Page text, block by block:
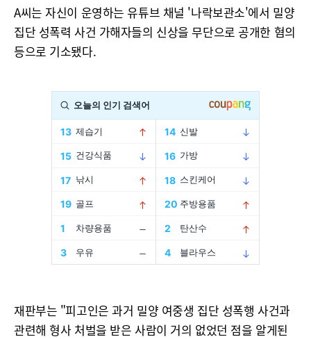
A씨는 자신이 운영하는 유튜브 채널 '나락보관소'에서 밀양
집단 성폭력 사건 가해자들의 신상을 무단으로 공개한 혐의
등으로 기소됐다.
재판부는 "피고인은 과거 밀양 여중생 집단 성폭행 사건과
관련해 형사 처벌을 받은 사람이 거의 없었던 점을 알게된